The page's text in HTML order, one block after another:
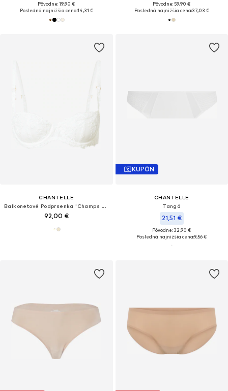
Pôvodne: 19,90 €
Posledná najnižšia cena:14,31 €
Pôvodne: 59,90 €
Posledná najnižšia cena:37,03 €
CHANTELLE
Balkonetové Podprsenka 'Champs Elysees'
92,00 €
KUPÓN
CHANTELLE
Tangá
21,51 €
Pôvodne: 32,90 €
Posledná najnižšia cena:9,56 €